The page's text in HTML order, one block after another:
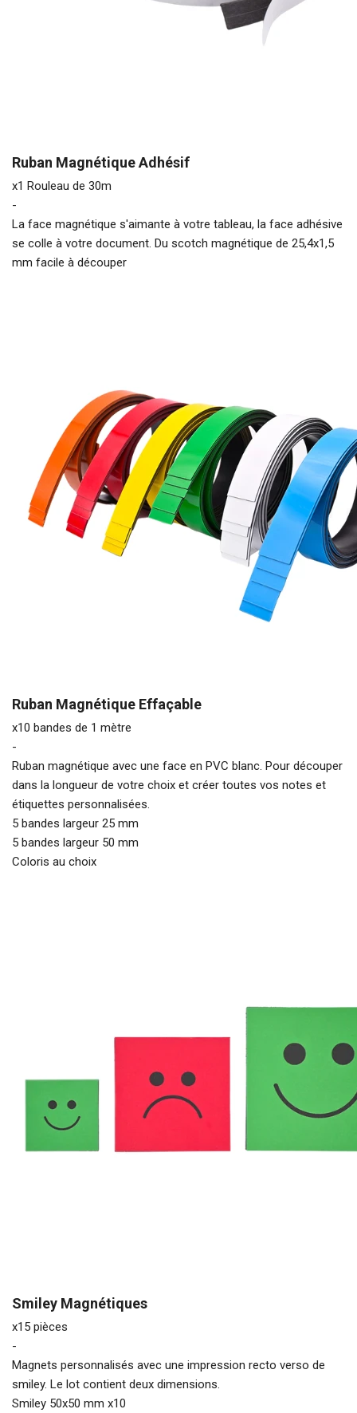
Ruban Magnétique Adhésif
x1 Rouleau de 30m
-
La face magnétique s'aimante à votre tableau, la face adhésive
se colle à votre document. Du scotch magnétique de 25,4x1,5
mm facile à découper
Ruban Magnétique Effaçable
x10 bandes de 1 mètre
-
Ruban magnétique avec une face en PVC blanc. Pour découper
dans la longueur de votre choix et créer toutes vos notes et
étiquettes personnalisées.
5 bandes largeur 25 mm
5 bandes largeur 50 mm
Coloris au choix
Smiley Magnétiques
x15 pièces
-
Magnets personnalisés avec une impression recto verso de
smiley. Le lot contient deux dimensions.
Smiley 50x50 mm x10